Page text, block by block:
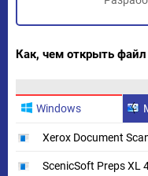
Как, чем открыть файл
Windows
Xerox Document
ScenicSoft Preps XL